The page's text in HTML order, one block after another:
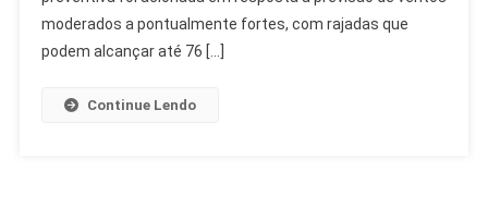
Fortes
Ativam
moderados a pontualmente fortes, com rajadas que
podem alcançar até 76 […]
Continue Lendo